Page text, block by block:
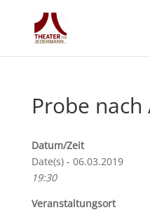
Probe nach
Datum/Zeit
Date(s) - 06.03.2019
19:30
Veranstaltungsort